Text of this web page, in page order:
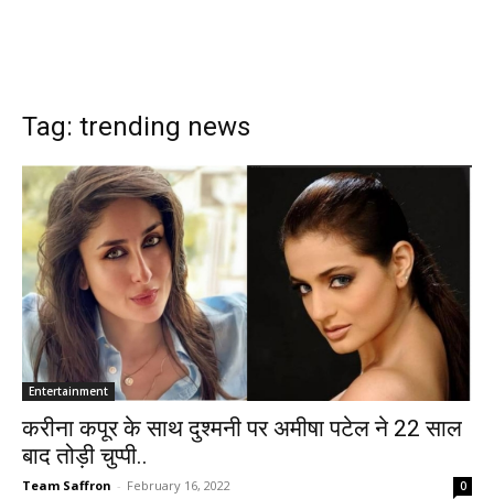
Tag: trending news
Entertainment
करीना कपूर के साथ दुश्मनी पर अमीषा पटेल ने 22 साल
बाद तोड़ी चुप्पी..
Team Saffron - February 16, 2022 0